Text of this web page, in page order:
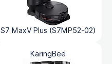
S7 MaxV Plus (S7MP52-02)
KaringBee